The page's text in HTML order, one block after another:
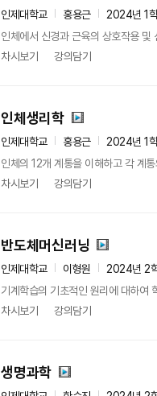
인제대학교 홍용근
2024년 1학
인체에서 신경과 근육의 상호작용
차시보기
강의담기
인체생리학
인제대학교 홍용근
2024년 1학
인체의 12개 계통을 이해하고 각 계
차시보기
강의담기
반도체머신러닝
인제대학교 이형원
2024년 2
기계학습의 기초적인 원리에 대하여
차시보기
강의담기
생명과학